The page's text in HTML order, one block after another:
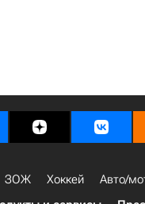
ЗОЖ Хоккей Авто/